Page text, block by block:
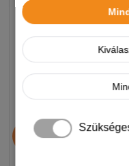
Chicopee HNL Protein
jutalomfalat 25g